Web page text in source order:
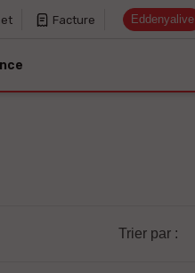
Facture Eddenyalive
Trier par :